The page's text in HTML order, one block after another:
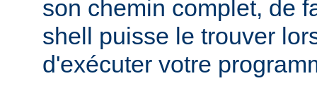
son chemin complet, de
shell puisse le trouver
d'exécuter votre